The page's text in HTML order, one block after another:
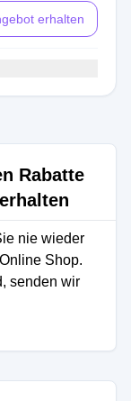
erhalten
Rabatte
nie wieder
Shop.
senden wir